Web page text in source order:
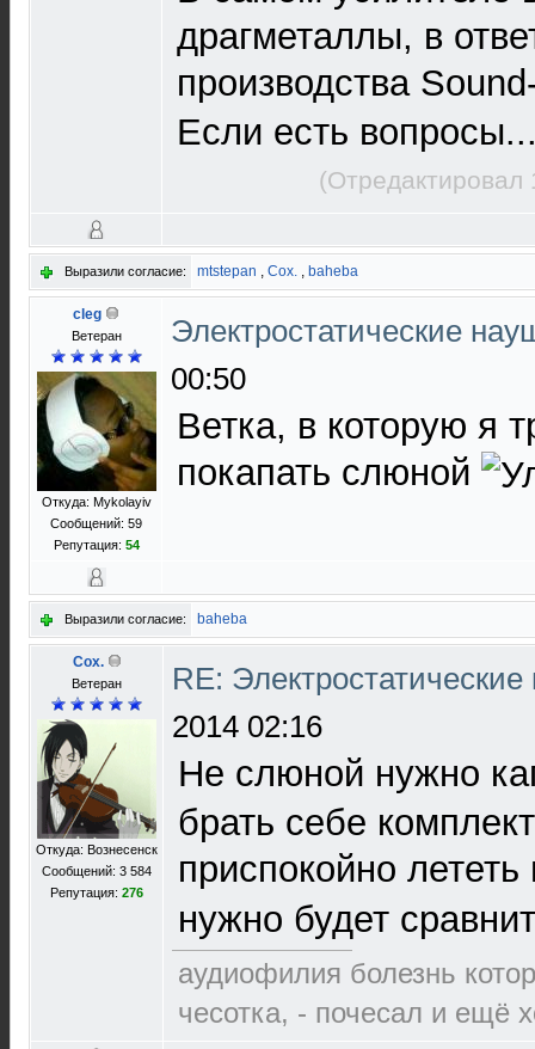
драгметаллы, в
производства
Если есть
Выразили согласие: mtstepan , Cox. , baheba
cleg
Ветеран
Откуда: Mykolayiv
Сообщений: 59
Репутация: 54
Электростатические
00:50
Ветка, в которую я
покапать слюной
Выразили согласие: baheba
Cox.
Ветеран
Откуда: Вознесенск
Сообщений: 3 584
Репутация: 276
RE:
2014 02:16
Не слюной нужно
брать себе
приспокойно
нужно будет
аудиофилия болезнь
чесотка, - почесал и ещё